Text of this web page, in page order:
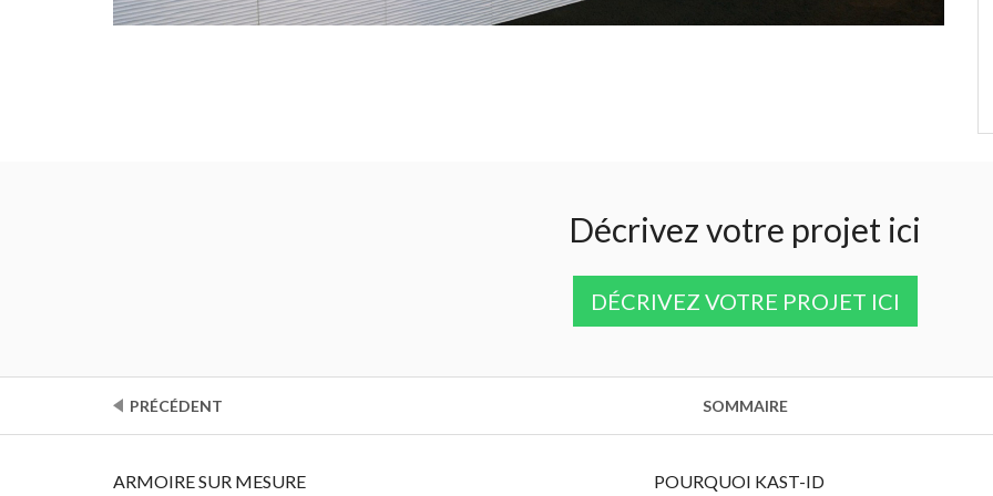
l’ensemble.Fantastique!”
Décrivez votre projet ici
DÉCRIVEZ VOTRE PROJET ICI
PRÉCÉDENT SOMMAIRE
ARMOIRE SUR MESURE POURQUOI KAST-ID